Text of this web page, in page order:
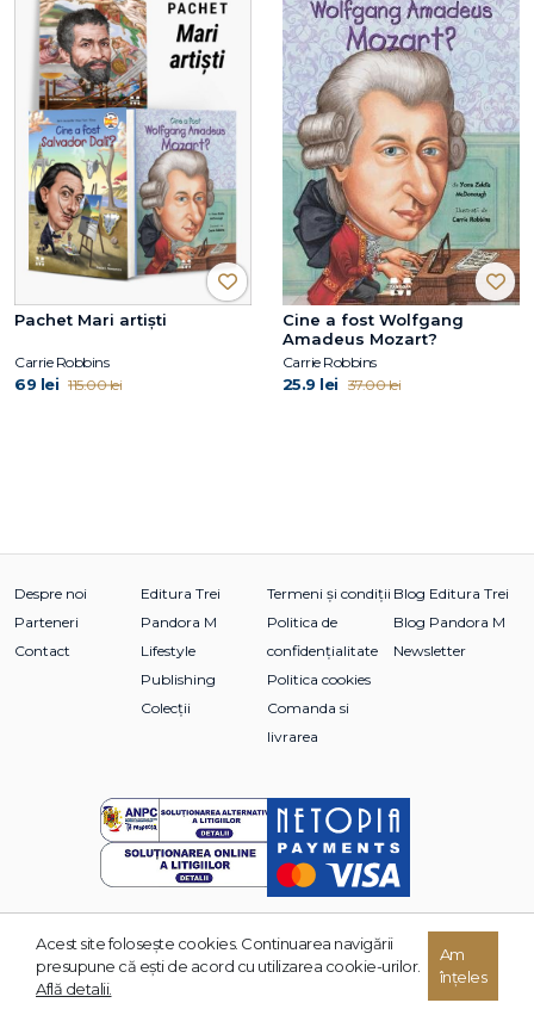
Pachet Mari artiști
Carrie Robbins
69 lei 115.00 lei
Cine a fost Wolfgang
Amadeus Mozart?
Carrie Robbins
25.9 lei 37.00 lei
Despre noi
Parteneri
Contact
Editura Trei
Pandora M
Lifestyle
Publishing
Colecții
Termeni și condiții
Politica de
confidențialitate
Politica cookies
Comanda si
livrarea
Blog Editura Trei
Blog Pandora M
Newsletter
© 2026 Grupul Editorial TREI. Toate drepturile rezervate.
Acest site foloseşte cookies. Continuarea navigării
presupune că eşti de acord cu utilizarea cookie-urilor.
Află detalii.
Am
înțeles